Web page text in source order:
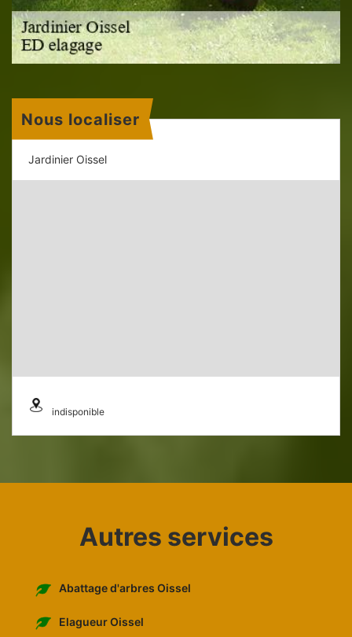
Nous localiser
Jardinier Oissel
indisponible
Autres services
Abattage d'arbres Oissel
Elagueur Oissel